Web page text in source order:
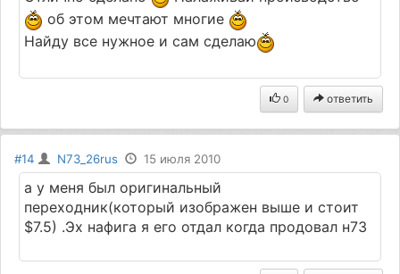
об этом мечтают многие
Найду все нужное и сам сделаю
0 ответить
#14 N73_26rus 15 июля 2010
а у меня был оригинальный
переходник(который изображен выше и стоит
$7.5) .Эх нафига я его отдал когда продовал н73